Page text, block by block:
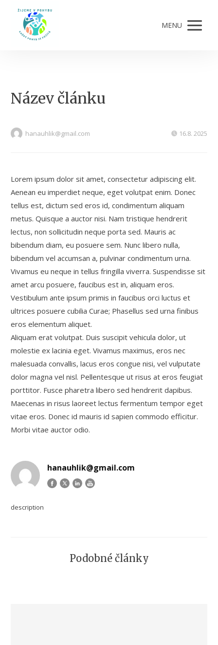
MENU
Název článku
hanauhlik@gmail.com 16.8. 2025
Lorem ipsum dolor sit amet, consectetur adipiscing elit.
Aenean eu imperdiet neque, eget volutpat enim. Donec
tellus est, dictum sed eros id, condimentum aliquam
metus. Quisque a auctor nisi. Nam tristique hendrerit
lectus, non sollicitudin neque porta sed. Mauris ac
bibendum diam, eu posuere sem. Nunc libero nulla,
bibendum vel accumsan a, pulvinar condimentum urna.
Vivamus eu neque in tellus fringilla viverra. Suspendisse sit
amet arcu posuere, faucibus est in, aliquam eros.
Vestibulum ante ipsum primis in faucibus orci luctus et
ultrices posuere cubilia Curae; Phasellus sed urna finibus
eros elementum aliquet.
Aliquam erat volutpat. Duis suscipit vehicula dolor, ut
molestie ex lacinia eget. Vivamus maximus, eros nec
malesuada convallis, lacus eros congue nisi, vel vulputate
dolor magna vel nisl. Pellentesque ut risus at eros feugiat
porttitor. Fusce pharetra libero sed hendrerit dapibus.
Maecenas in risus laoreet lectus fermentum tempor eget
vitae eros. Donec id mauris id sapien commodo efficitur.
Morbi vitae auctor odio.
hanauhlik@gmail.com
description
Podobné články